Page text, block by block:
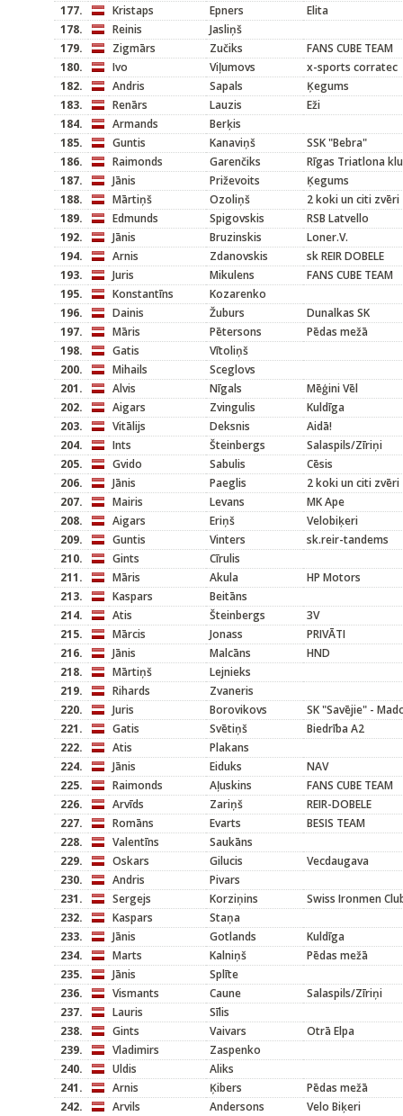
177.
Kristaps Epners
Elita
178.
Reinis
Jasliņš
179.
Zigmārs Zučiks
FANS CUBE TEAM
180.
Ivo Viļumovs
x-sports corratec
182.
Andris Sapals
Ķegums
183.
Renārs Lauzis
Eži
184.
Armands
Berķis
185.
Guntis Kanaviņš
SSK "Bebra"
186.
Raimonds Garenčiks
Rīgas Triatlona
187.
Jānis Priževoits
Ķegums
188.
Mārtiņš Ozoliņš
2 koki un citi zvēri
189.
Edmunds Spigovskis
RSB Latvello
192.
Jānis Bruzinskis
Loner.V.
194.
Arnis Zdanovskis
sk REIR DOBELE
193.
Juris Mikulens
FANS CUBE TEAM
195.
Konstantīns
Kozarenko
196.
Dainis Žuburs
Dunalkas SK
197.
Māris Pētersons
Pēdas mežā
198.
Gatis
Vītoliņš
200.
Mihails
Sceglovs
201.
Alvis Nīgals
Mēģini Vēl
202.
Aigars Zvingulis
Kuldīga
203.
Vitālijs Deksnis
Aidā!
204.
Ints Šteinbergs
Salaspils/Zīriņi
205.
Gvido Sabulis
Cēsis
206.
Jānis Paeglis
2 koki un citi zvēri
207.
Mairis Levans
MK Ape
208.
Aigars Eriņš
Velobiķeri
209.
Guntis Vinters
sk.reir-tandems
210.
Gints
Cīrulis
211.
Māris Akula
HP Motors
213.
Kaspars
Beitāns
214.
Atis Šteinbergs
3V
215.
Mārcis Jonass
PRIVĀTI
216.
Jānis Malcāns
HND
218.
Mārtiņš
Lejnieks
219.
Rihards
Zvaneris
220.
Juris Borovikovs
SK "Savējie" -
221.
Gatis Svētiņš
Biedrība A2
222.
Atis
Plakans
224.
Jānis Eiduks
NAV
225.
Raimonds Aļuskins
FANS CUBE TEAM
226.
Arvīds Zariņš
REIR-DOBELE
227.
Romāns Evarts
BESIS TEAM
228.
Valentīns
Saukāns
229.
Oskars Gilucis
Vecdaugava
230.
Andris
Pivars
231.
Sergejs Korziņins
Swiss Ironmen
232.
Kaspars
Staņa
233.
Jānis Gotlands
Kuldīga
234.
Marts Kalniņš
Pēdas mežā
235.
Jānis
Splīte
236.
Vismants Caune
Salaspils/Zīriņi
237.
Lauris
Sīlis
238.
Gints Vaivars
Otrā Elpa
239.
Vladimirs
Zaspenko
240.
Uldis
Aliks
241.
Arnis Ķibers
Pēdas mežā
242.
Arvils Andersons Velo Biķeri